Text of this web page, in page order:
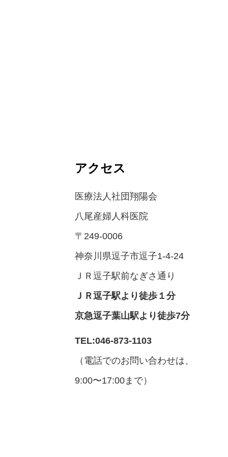
アクセス
医療法人社団翔陽会
八尾産婦人科医院
〒249-0006
神奈川県逗子市逗子1-4-24
ＪＲ逗子駅前なぎさ通り
ＪＲ逗子駅より徒歩１分
京急逗子葉山駅より徒歩7分
TEL:046-873-1103
（電話でのお問い合わせは、
9:00〜17:00まで）